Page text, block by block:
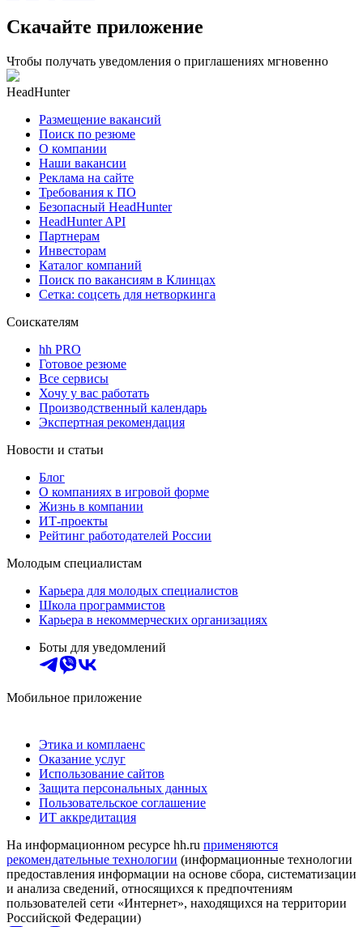
Скачайте приложение
Чтобы получать уведомления о приглашениях мгновенно
HeadHunter
Размещение вакансий
Поиск по резюме
О компании
Наши вакансии
Реклама на сайте
Требования к ПО
Безопасный HeadHunter
HeadHunter API
Партнерам
Инвесторам
Каталог компаний
Поиск по вакансиям в Клинцах
Сетка: соцсеть для нетворкинга
Соискателям
hh PRO
Готовое резюме
Все сервисы
Хочу у вас работать
Производственный календарь
Экспертная рекомендация
Новости и статьи
Блог
О компаниях в игровой форме
Жизнь в компании
ИТ-проекты
Рейтинг работодателей России
Молодым специалистам
Карьера для молодых специалистов
Школа программистов
Карьера в некоммерческих организациях
Боты для уведомлений
Мобильное приложение
Этика и комплаенс
Оказание услуг
Использование сайтов
Защита персональных данных
Пользовательское соглашение
ИТ аккредитация
На информационном ресурсе hh.ru применяются
рекомендательные технологии (информационные технологии
предоставления информации на основе сбора, систематизации
и анализа сведений, относящихся к предпочтениям
пользователей сети «Интернет», находящихся на территории
Российской Федерации)